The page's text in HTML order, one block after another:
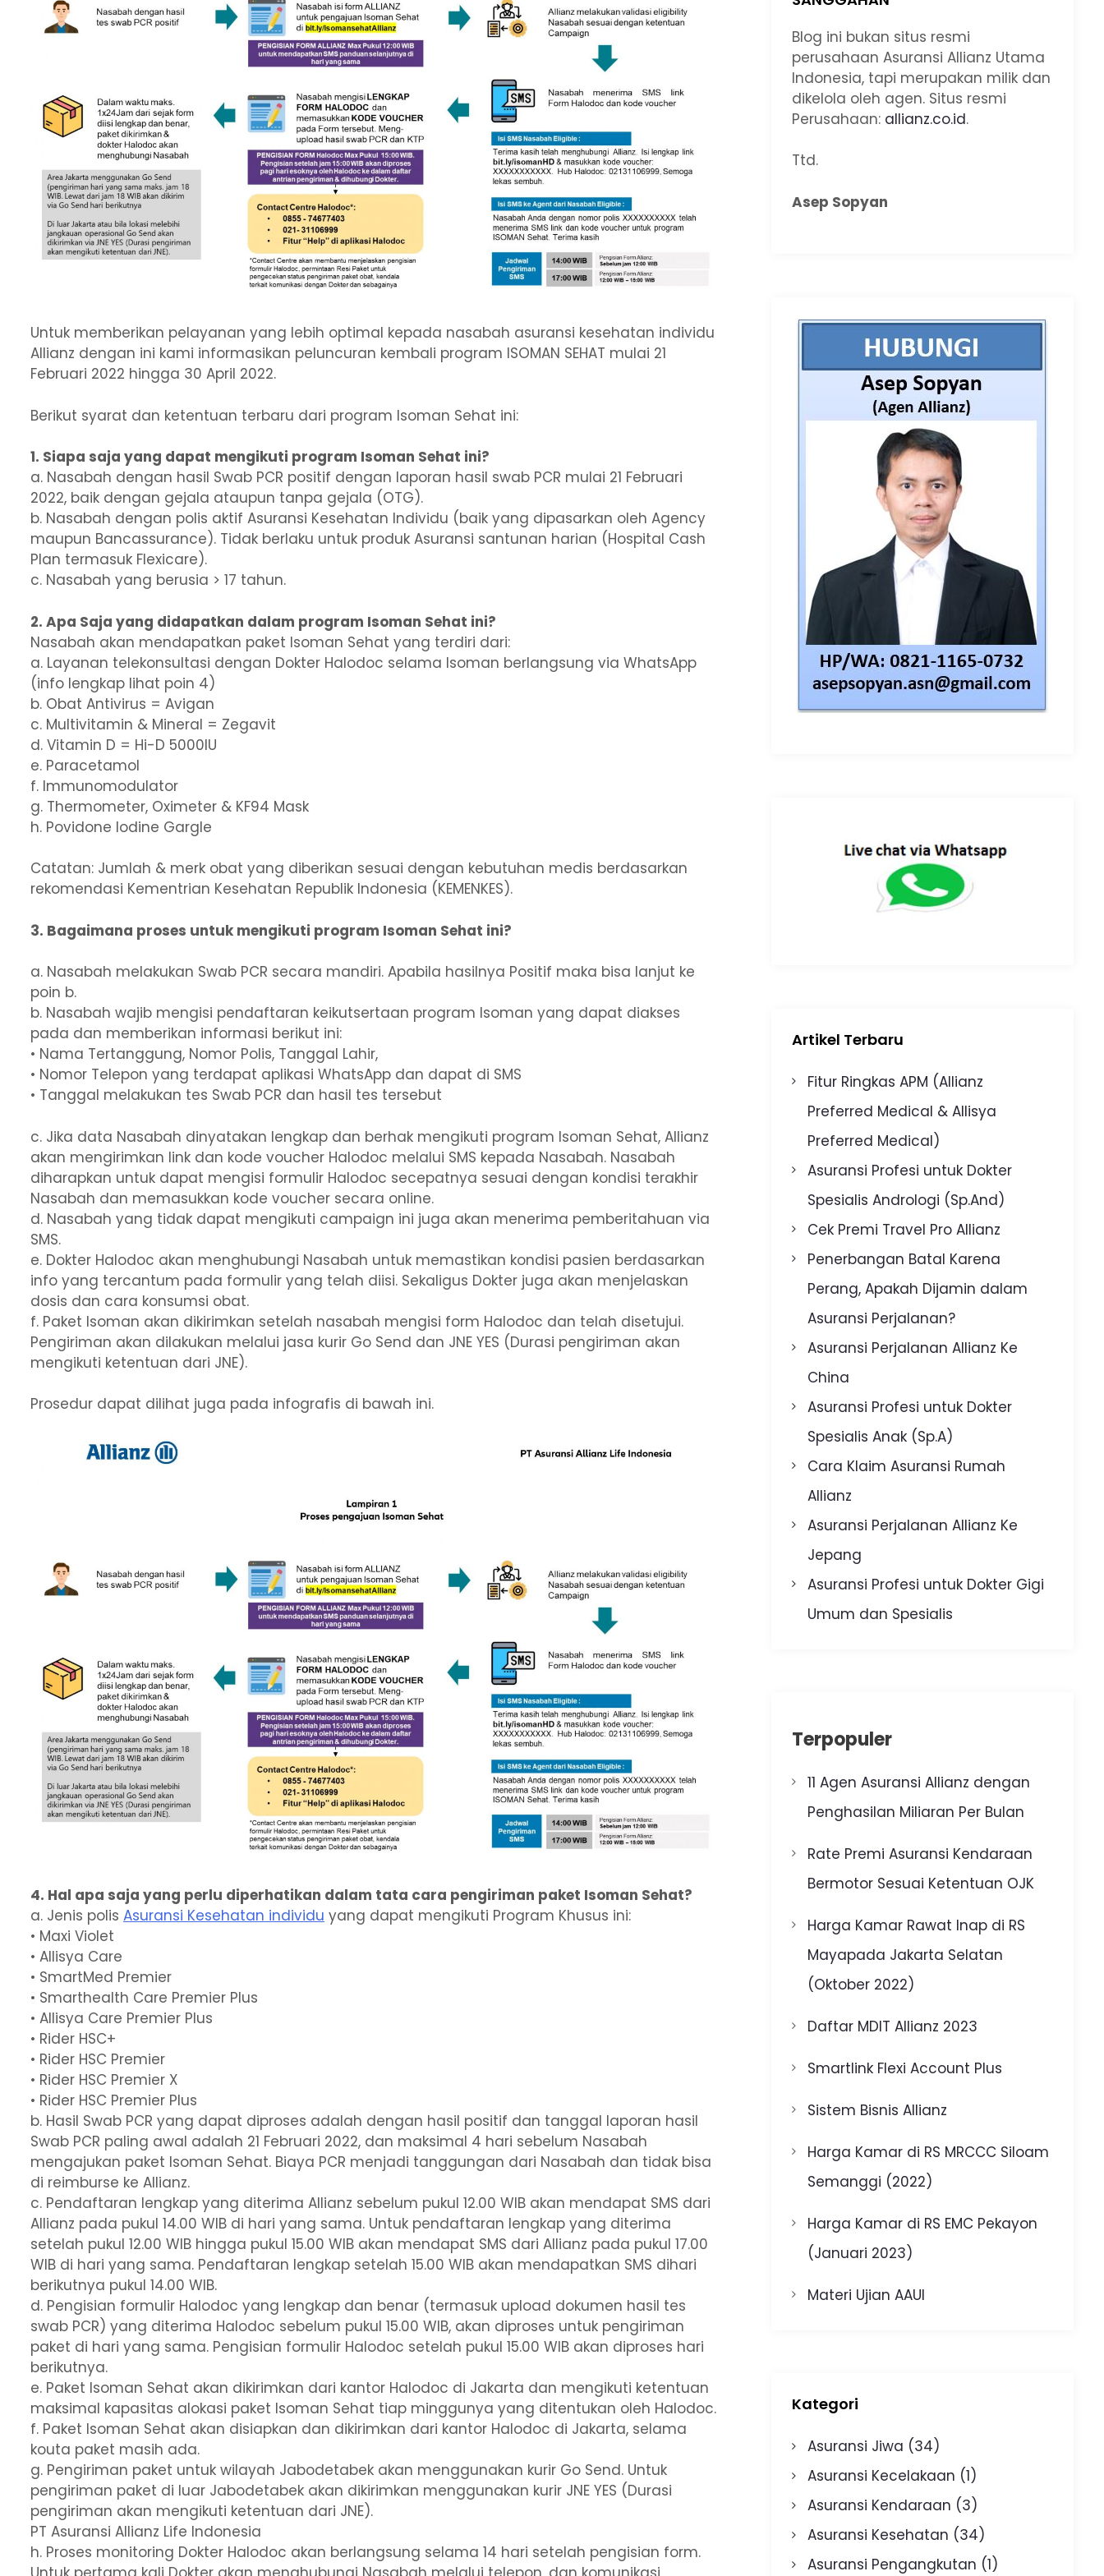
Untuk memberikan pelayanan yang lebih optimal kepada nasabah asuransi kesehatan individu
Allianz dengan ini kami informasikan peluncuran kembali program ISOMAN SEHAT mulai 21
Februari 2022 hingga 30 April 2022.
Berikut syarat dan ketentuan terbaru dari program Isoman Sehat ini:
1. Siapa saja yang dapat mengikuti program Isoman Sehat ini?
a. Nasabah dengan hasil Swab PCR positif dengan laporan hasil swab PCR mulai 21 Februari
2022, baik dengan gejala ataupun tanpa gejala (OTG).
b. Nasabah dengan polis aktif Asuransi Kesehatan Individu (baik yang dipasarkan oleh Agency
maupun Bancassurance). Tidak berlaku untuk produk Asuransi santunan harian (Hospital Cash
Plan termasuk Flexicare).
c. Nasabah yang berusia > 17 tahun.
2. Apa Saja yang didapatkan dalam program Isoman Sehat ini?
Nasabah akan mendapatkan paket Isoman Sehat yang terdiri dari:
a. Layanan telekonsultasi dengan Dokter Halodoc selama Isoman berlangsung via WhatsApp
(info lengkap lihat poin 4)
b. Obat Antivirus = Avigan
c. Multivitamin & Mineral = Zegavit
d. Vitamin D = Hi-D 5000IU
e. Paracetamol
f. Immunomodulator
g. Thermometer, Oximeter & KF94 Mask
h. Povidone Iodine Gargle
Catatan: Jumlah & merk obat yang diberikan sesuai dengan kebutuhan medis berdasarkan
rekomendasi Kementrian Kesehatan Republik Indonesia (KEMENKES).
3. Bagaimana proses untuk mengikuti program Isoman Sehat ini?
a. Nasabah melakukan Swab PCR secara mandiri. Apabila hasilnya Positif maka bisa lanjut ke
poin b.
b. Nasabah wajib mengisi pendaftaran keikutsertaan program Isoman yang dapat diakses
pada dan memberikan informasi berikut ini:
• Nama Tertanggung, Nomor Polis, Tanggal Lahir,
• Nomor Telepon yang terdapat aplikasi WhatsApp dan dapat di SMS
• Tanggal melakukan tes Swab PCR dan hasil tes tersebut
c. Jika data Nasabah dinyatakan lengkap dan berhak mengikuti program Isoman Sehat, Allianz
akan mengirimkan link dan kode voucher Halodoc melalui SMS kepada Nasabah. Nasabah
diharapkan untuk dapat mengisi formulir Halodoc secepatnya sesuai dengan kondisi terakhir
Nasabah dan memasukkan kode voucher secara online.
d. Nasabah yang tidak dapat mengikuti campaign ini juga akan menerima pemberitahuan via
SMS.
e. Dokter Halodoc akan menghubungi Nasabah untuk memastikan kondisi pasien berdasarkan
info yang tercantum pada formulir yang telah diisi. Sekaligus Dokter juga akan menjelaskan
dosis dan cara konsumsi obat.
f. Paket Isoman akan dikirimkan setelah nasabah mengisi form Halodoc dan telah disetujui.
Pengiriman akan dilakukan melalui jasa kurir Go Send dan JNE YES (Durasi pengiriman akan
mengikuti ketentuan dari JNE).
Prosedur dapat dilihat juga pada infografis di bawah ini.
4. Hal apa saja yang perlu diperhatikan dalam tata cara pengiriman paket Isoman Sehat?
a. Jenis polis Asuransi Kesehatan individu yang dapat mengikuti Program Khusus ini:
• Maxi Violet
• Allisya Care
• SmartMed Premier
• Smarthealth Care Premier Plus
• Allisya Care Premier Plus
• Rider HSC+
• Rider HSC Premier
• Rider HSC Premier X
• Rider HSC Premier Plus
b. Hasil Swab PCR yang dapat diproses adalah dengan hasil positif dan tanggal laporan hasil
Swab PCR paling awal adalah 21 Februari 2022, dan maksimal 4 hari sebelum Nasabah
mengajukan paket Isoman Sehat. Biaya PCR menjadi tanggungan dari Nasabah dan tidak bisa
di reimburse ke Allianz.
c. Pendaftaran lengkap yang diterima Allianz sebelum pukul 12.00 WIB akan mendapat SMS dari
Allianz pada pukul 14.00 WIB di hari yang sama. Untuk pendaftaran lengkap yang diterima
setelah pukul 12.00 WIB hingga pukul 15.00 WIB akan mendapat SMS dari Allianz pada pukul 17.00
WIB di hari yang sama. Pendaftaran lengkap setelah 15.00 WIB akan mendapatkan SMS dihari
berikutnya pukul 14.00 WIB.
d. Pengisian formulir Halodoc yang lengkap dan benar (termasuk upload dokumen hasil tes
swab PCR) yang diterima Halodoc sebelum pukul 15.00 WIB, akan diproses untuk pengiriman
paket di hari yang sama. Pengisian formulir Halodoc setelah pukul 15.00 WIB akan diproses hari
berikutnya.
e. Paket Isoman Sehat akan dikirimkan dari kantor Halodoc di Jakarta dan mengikuti ketentuan
maksimal kapasitas alokasi paket Isoman Sehat tiap minggunya yang ditentukan oleh Halodoc.
f. Paket Isoman Sehat akan disiapkan dan dikirimkan dari kantor Halodoc di Jakarta, selama
kouta paket masih ada.
g. Pengiriman paket untuk wilayah Jabodetabek akan menggunakan kurir Go Send. Untuk
pengiriman paket di luar Jabodetabek akan dikirimkan menggunakan kurir JNE YES (Durasi
pengiriman akan mengikuti ketentuan dari JNE).
PT Asuransi Allianz Life Indonesia
h. Proses monitoring Dokter Halodoc akan berlangsung selama 14 hari setelah pengisian form.
Blog ini bukan situs resmi
perusahaan Asuransi Allianz Utama
Indonesia, tapi merupakan milik dan
dikelola oleh agen. Situs resmi
Perusahaan: allianz.co.id.
Ttd.
Asep Sopyan
Artikel Terbaru
Fitur Ringkas APM (Allianz
Preferred Medical & Allisya
Preferred Medical)
Asuransi Profesi untuk Dokter
Spesialis Andrologi (Sp.And)
Cek Premi Travel Pro Allianz
Penerbangan Batal Karena
Perang, Apakah Dijamin dalam
Asuransi Perjalanan?
Asuransi Perjalanan Allianz Ke
China
Asuransi Profesi untuk Dokter
Spesialis Anak (Sp.A)
Cara Klaim Asuransi Rumah
Allianz
Asuransi Perjalanan Allianz Ke
Jepang
Asuransi Profesi untuk Dokter Gigi
Umum dan Spesialis
Terpopuler
11 Agen Asuransi Allianz dengan
Penghasilan Miliaran Per Bulan
Rate Premi Asuransi Kendaraan
Bermotor Sesuai Ketentuan OJK
Harga Kamar Rawat Inap di RS
Mayapada Jakarta Selatan
(Oktober 2022)
Daftar MDIT Allianz 2023
Smartlink Flexi Account Plus
Sistem Bisnis Allianz
Harga Kamar di RS MRCCC Siloam
Semanggi (2022)
Harga Kamar di RS EMC Pekayon
(Januari 2023)
Materi Ujian AAUI
Kategori
Asuransi Jiwa (34)
Asuransi Kecelakaan (1)
Asuransi Kendaraan (3)
Asuransi Kesehatan (34)
Asuransi Pengangkutan (1)